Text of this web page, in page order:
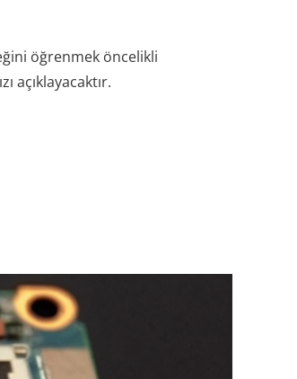
öğrenmek öncelikli
açıklayacaktır.